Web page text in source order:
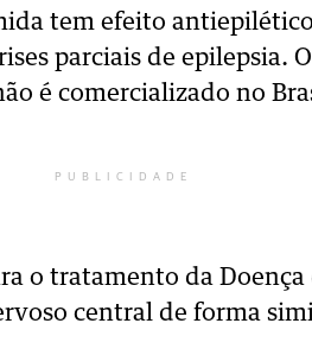
tem efeito
parciais de epilepsia.
é comercializado no
PUBLICIDADE
o tratamento da Doença
central de forma